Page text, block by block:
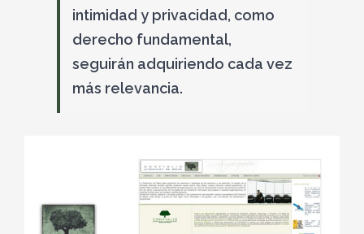
intimidad y privacidad, como
derecho fundamental,
seguirán adquiriendo cada vez
más relevancia.